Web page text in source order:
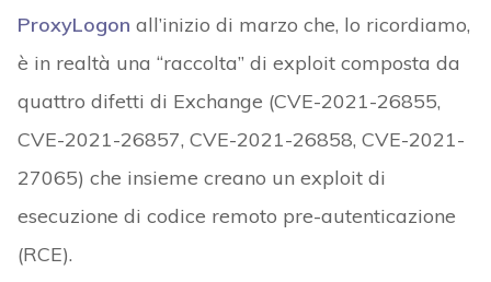
ProxyLogon all’inizio di marzo che, lo ricordiamo,
è in realtà una “raccolta” di exploit composta da
quattro difetti di Exchange (CVE-2021-26855,
CVE-2021-26857, CVE-2021-26858, CVE-2021-
27065) che insieme creano un exploit di
esecuzione di codice remoto pre-autenticazione
(RCE).